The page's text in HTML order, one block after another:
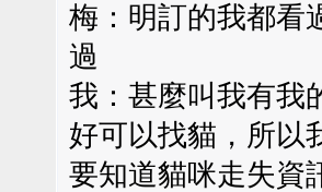
梅：明訂的我都看
過
我：甚麼叫我有我
好可以找貓，所以
要知道貓咪走失資